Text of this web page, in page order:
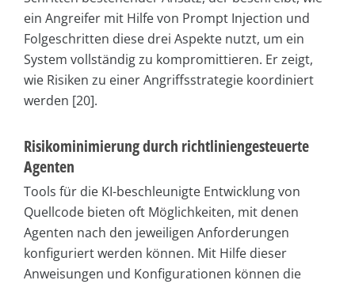
ein Angreifer mit Hilfe von Prompt Injection und
Folgeschritten diese drei Aspekte nutzt, um ein
System vollständig zu kompromittieren. Er zeigt,
wie Risiken zu einer Angriffsstrategie koordiniert
werden [20].
Risikominimierung durch richtliniengesteuerte
Agenten
Tools für die KI-beschleunigte Entwicklung von
Quellcode bieten oft Möglichkeiten, mit denen
Agenten nach den jeweiligen Anforderungen
konfiguriert werden können. Mit Hilfe dieser
Anweisungen und Konfigurationen können die